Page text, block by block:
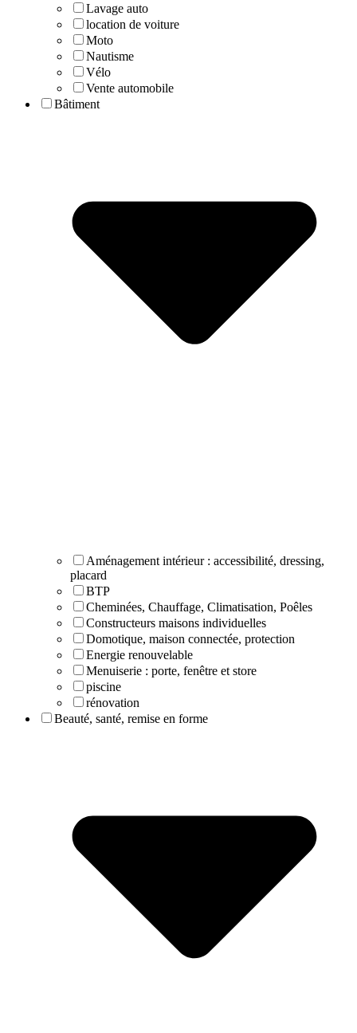
Lavage auto
location de voiture
Moto
Nautisme
Vélo
Vente automobile
Bâtiment
Aménagement intérieur : accessibilité, dressing,
placard
BTP
Cheminées, Chauffage, Climatisation, Poêles
Constructeurs maisons individuelles
Domotique, maison connectée, protection
Energie renouvelable
Menuiserie : porte, fenêtre et store
piscine
rénovation
Beauté, santé, remise en forme